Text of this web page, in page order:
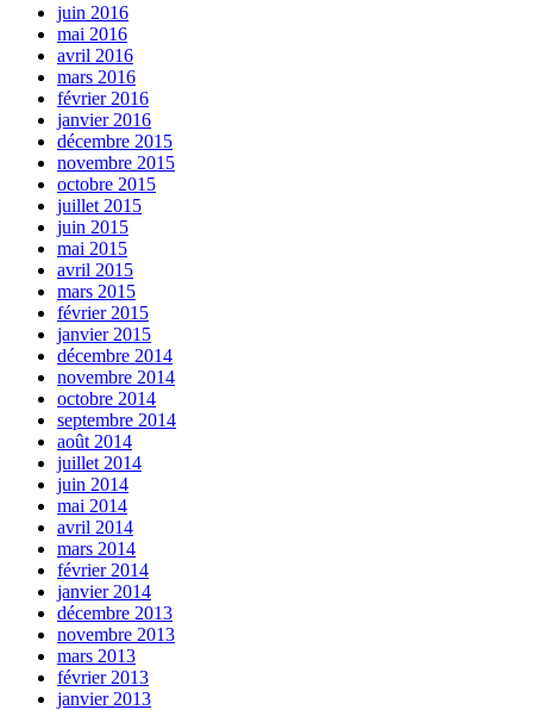
juin 2016
mai 2016
avril 2016
mars 2016
février 2016
janvier 2016
décembre 2015
novembre 2015
octobre 2015
juillet 2015
juin 2015
mai 2015
avril 2015
mars 2015
février 2015
janvier 2015
décembre 2014
novembre 2014
octobre 2014
septembre 2014
août 2014
juillet 2014
juin 2014
mai 2014
avril 2014
mars 2014
février 2014
janvier 2014
décembre 2013
novembre 2013
mars 2013
février 2013
janvier 2013